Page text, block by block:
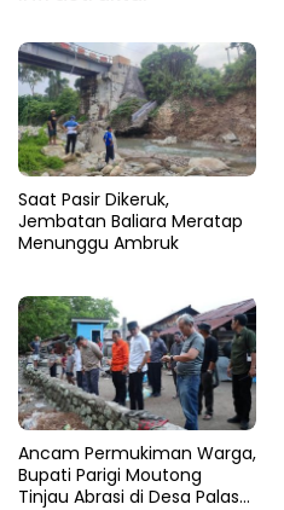
Saat Pasir Dikeruk,
Jembatan Baliara Meratap
Menunggu Ambruk
Ancam Permukiman Warga,
Bupati Parigi Moutong
Tinjau Abrasi di Desa Palasa